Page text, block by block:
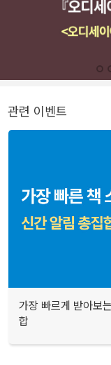
관련 이벤트
가장 빠르게 받아보
합